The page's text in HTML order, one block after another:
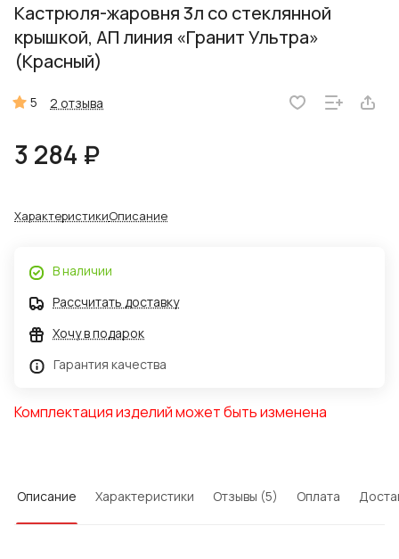
Кастрюля-жаровня 3л со стеклянной
крышкой, АП линия «Гранит Ультра»
(Красный)
5 2 отзыва
3 284 ₽
ХарактеристикиОписание
В наличии
Рассчитать доставку
Хочу в подарок
Гарантия качества
Комплектация изделий может быть изменена
Описание Характеристики Отзывы (5) Оплата